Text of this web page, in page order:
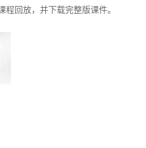
回放，并下载完整版课件。